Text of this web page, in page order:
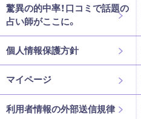
驚異の的中率！口コミで話題の
占い師がここに。
個人情報保護方針
マイページ
利用者情報の外部送信規律